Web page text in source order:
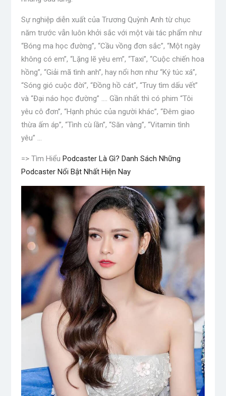
Sự nghiệp diễn xuất của Trương Quỳnh Anh từ chục
năm trước vẫn luôn khởi sắc với một vài tác phẩm như
“Bóng ma học đường”, “Cầu vồng đơn sắc”, “Một ngày
không có em”, “Lặng lẽ yêu em”, “Taxi”, “Cuộc chiến hoa
hồng”, “Giải mã tình anh”, hay nổi hơn như “Ký túc xá”,
“Sóng gió cuộc đời”, “Đồng hồ cát”, “Truy tìm dấu vết”
và “Đại náo học đường” …. Gần nhất thì có phim “Tôi
yêu cô đơn”, “Hạnh phúc của người khác”, “Đêm giao
thừa ấm áp”, “Tình cù lần”, “Săn vàng”, “Vitamin tình
yêu” …
=> Tìm Hiểu Podcaster Là Gì? Danh Sách Những
Podcaster Nổi Bật Nhất Hiện Nay